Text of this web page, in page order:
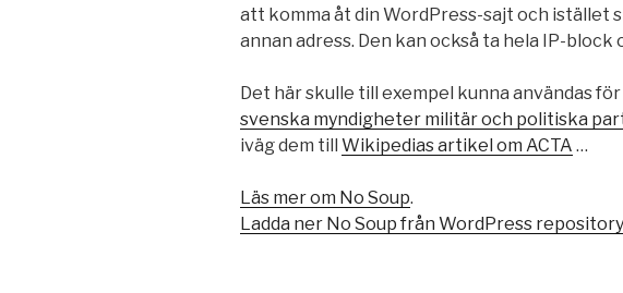
att komma åt din WordPress-sajt och istället
annan adress. Den kan också ta hela IP-block
Det här skulle till exempel kunna användas
svenska myndigheter militär och politiska
iväg dem till Wikipedias artikel om ACTA …
Läs mer om No Soup.
Ladda ner No Soup från WordPress repository